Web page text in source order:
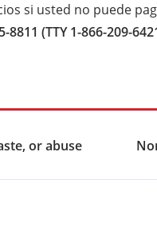
si usted no puede
8811 (TTY 1-866-209-
or abuse